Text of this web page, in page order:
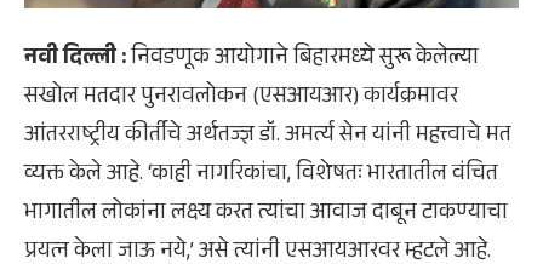
नवी दिल्ली :निवडणूक आयोगाने बिहारमध्ये सुरू केलेल्या
सखोल मतदार पुनरावलोकन (एसआयआर) कार्यक्रमावर
आंतरराष्ट्रीय कीर्तीचे अर्थतज्ज्ञ डॉ. अमर्त्य सेन यांनी महत्त्वाचे मत
व्यक्त केले आहे. ‘काही नागरिकांचा, विशेषतः भारतातील वंचित
भागातील लोकांना लक्ष्य करत त्यांचा आवाज दाबून टाकण्याचा
प्रयत्न केला जाऊ नये,’ असे त्यांनी एसआयआरवर म्हटले आहे.